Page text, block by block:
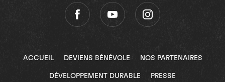
ACCUEIL DEVIENS BÉNÉVOLE NOS PARTENAIRES
DÉVELOPPEMENT DURABLE PRESSE